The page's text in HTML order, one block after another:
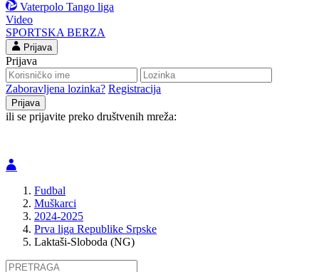
Vaterpolo Tango liga
Video
SPORTSKA BERZA
Prijava
Prijava
Zaboravljena lozinka? Registracija
ili se prijavite preko društvenih mreža:
Fudbal
Muškarci
2024-2025
Prva liga Republike Srpske
Laktaši-Sloboda (NG)